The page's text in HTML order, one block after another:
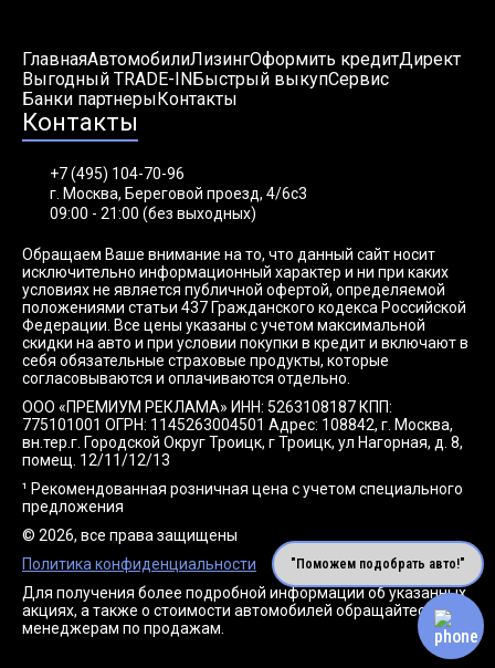
ГлавнаяАвтомобилиЛизингОформить кредитДирект
Выгодный TRADE-INБыстрый выкупСервис
Банки партнерыКонтакты
Контакты
+7 (495) 104-70-96
г. Москва, Береговой проезд, 4/6с3
09:00 - 21:00 (без выходных)
Обращаем Ваше внимание на то, что данный сайт носит
исключительно информационный характер и ни при каких
условиях не является публичной офертой, определяемой
положениями статьи 437 Гражданского кодекса Российской
Федерации. Все цены указаны с учетом максимальной
скидки на авто и при условии покупки в кредит и включают в
себя обязательные страховые продукты, которые
согласовываются и оплачиваются отдельно.
ООО «ПРЕМИУМ РЕКЛАМА» ИНН: 5263108187 КПП:
775101001 ОГРН: 1145263004501 Адрес: 108842, г. Москва,
вн.тер.г. Городской Округ Троицк, г Троицк, ул Нагорная, д. 8,
помещ. 12/11/12/13
¹ Рекомендованная розничная цена с учетом специального
предложения
© 2026, все права защищены
Политика конфиденциальности
Для получения более подробной информации об указанных
акциях, а также о стоимости автомобилей обращайтесь к
менеджерам по продажам.
"Поможем подобрать авто!"